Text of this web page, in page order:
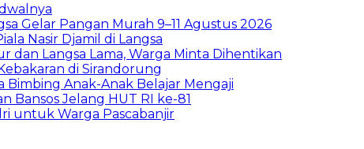
Gelar Pangan Murah 9–11 Agustus 2026
Nasir Djamil di Langsa
dan Langsa Lama, Warga Minta Dihentikan
di Sirandorung
Bimbing Anak-Anak Belajar Mengaji
Bansos Jelang HUT RI ke-81
untuk Warga Pascabanjir